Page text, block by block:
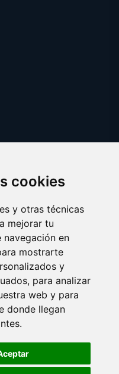
cookies
y otras técnicas
mejorar tu
navegación en
mostrarte
y
para analizar
web y para
donde llegan